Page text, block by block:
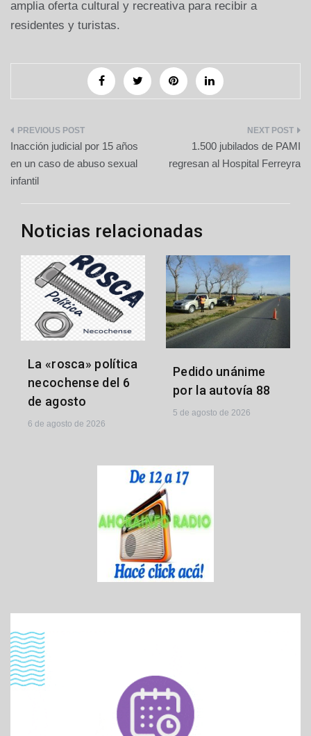
amplia oferta cultural y recreativa para recibir a
residentes y turistas.
Navegación
de
entradas
Inacción judicial por 15 años
en un caso de abuso sexual
infantil
1.500 jubilados de PAMI
regresan al Hospital Ferreyra
Noticias relacionadas
La «rosca» política
necochense del 6
de agosto
6 de agosto de 2026
Pedido unánime
por la autovía 88
5 de agosto de 2026